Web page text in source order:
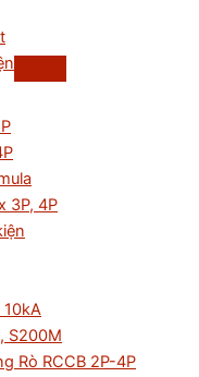
3P, 4P
10kA
S200M
Rò RCCB 2P-4P